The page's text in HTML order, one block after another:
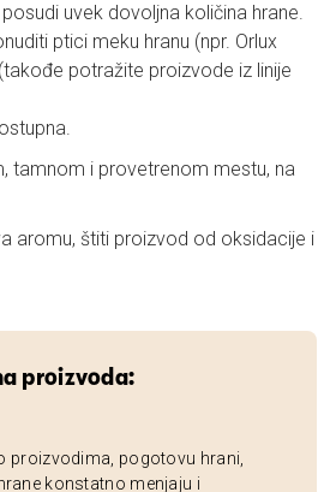
uvek dovoljna količina hrane.
ptici meku hranu (npr. Orlux
potražite proizvode iz linije
tamnom i provetrenom mestu, na
aromu, štiti proizvod od oksidacije i
proizvoda:
proizvodima, pogotovu hrani,
konstatno menjaju i